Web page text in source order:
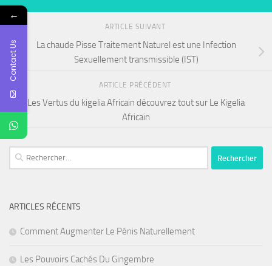
ARTICLE SUIVANT
La chaude Pisse Traitement Naturel est une Infection
Sexuellement transmissible (IST)
ARTICLE PRÉCÉDENT
Les Vertus du kigelia Africain découvrez tout sur Le Kigelia
Africain
Rechercher :
ARTICLES RÉCENTS
Comment Augmenter Le Pénis Naturellement
Les Pouvoirs Cachés Du Gingembre
←
Contact Us